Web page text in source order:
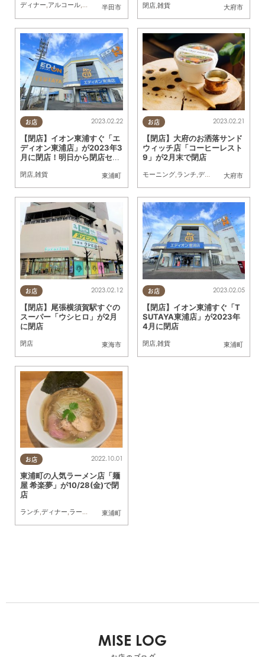
半田市
ディナー,アルコール,閉店 大府市
閉店,雑貨
お店
東浦町
2023.02.22
【閉店】イオン東浦すぐ「エ
ディオン東浦店」が2023年3
月に閉店！明日から閉店セー
閉店 雑貨
お店
大府市
2023.02.21
【閉店】大府のお洒落サンド
ウィッチ店「コーヒーレスト
9」が2月末で閉店
モーニング, ランチ ディナー ,カフェ
お店
東海市
2023.02.12
【閉店】尾張横須賀駅すぐの
スーパー「ウシヒロ」が2月
に閉店
閉店
お店
東浦町
2023.02.05
【閉店】イオン東浦すぐ「T
SUTAYA東浦店」が2023年
4月に閉店
閉店, 雑貨
お店
東浦町
2022.10.01
東浦町の人気ラーメン店「麺
屋 希楽夢」が10/28(金)で閉
店
ランチ ディナー ラーメン 閉店,親子
MISE LOG